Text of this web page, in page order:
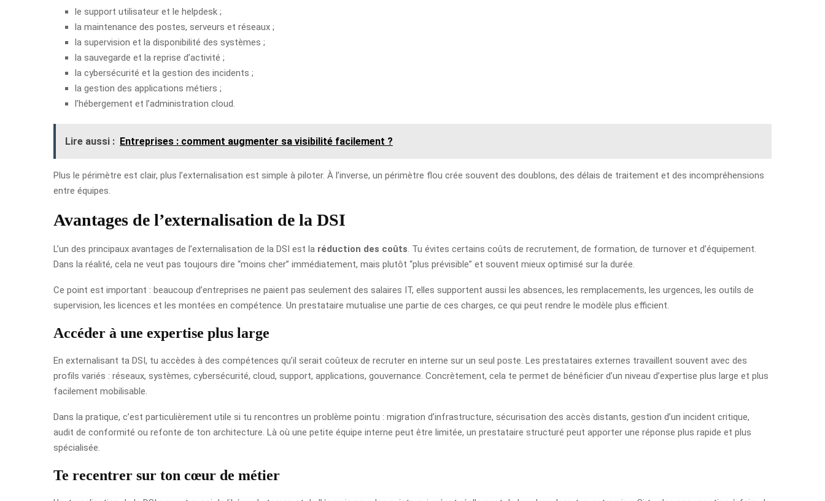
le support utilisateur et le helpdesk ;
la maintenance des postes, serveurs et réseaux ;
la supervision et la disponibilité des systèmes ;
la sauvegarde et la reprise d’activité ;
la cybersécurité et la gestion des incidents ;
la gestion des applications métiers ;
l’hébergement et l’administration cloud.
Lire aussi : Entreprises : comment augmenter sa visibilité facilement ?
Plus le périmètre est clair, plus l’externalisation est simple à piloter. À l’inverse, un périmètre flou crée souvent des doublons, des délais de traitement et des incompréhensions
entre équipes.
Avantages de l’externalisation de la DSI
L’un des principaux avantages de l’externalisation de la DSI est la réduction des coûts . Tu évites certains coûts de recrutement, de formation, de turnover et d’équipement.
Dans la réalité, cela ne veut pas toujours dire “moins cher” immédiatement, mais plutôt “plus prévisible” et souvent mieux optimisé sur la durée.
Ce point est important : beaucoup d’entreprises ne paient pas seulement des salaires IT, elles supportent aussi les absences, les remplacements, les urgences, les outils de
supervision, les licences et les montées en compétence. Un prestataire mutualise une partie de ces charges, ce qui peut rendre le modèle plus efficient.
Accéder à une expertise plus large
En externalisant ta DSI, tu accèdes à des compétences qu’il serait coûteux de recruter en interne sur un seul poste. Les prestataires externes travaillent souvent avec des
profils variés : réseaux, systèmes, cybersécurité, cloud, support, applications, gouvernance. Concrètement, cela te permet de bénéficier d’un niveau d’expertise plus large et plus
facilement mobilisable.
Dans la pratique, c’est particulièrement utile si tu rencontres un problème pointu : migration d’infrastructure, sécurisation des accès distants, gestion d’un incident critique,
audit de conformité ou refonte de ton architecture. Là où une petite équipe interne peut être limitée, un prestataire structuré peut apporter une réponse plus rapide et plus
spécialisée.
Te recentrer sur ton cœur de métier